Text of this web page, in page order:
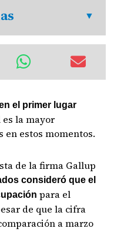
el primer lugar
es la mayor
en estos momentos.
de la firma Gallup
consideró que el
para el
de que la cifra
a marzo